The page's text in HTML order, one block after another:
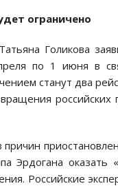
ограничено
Голикова
по 1 июня в
станут два
Эрдогана оказать
Российские